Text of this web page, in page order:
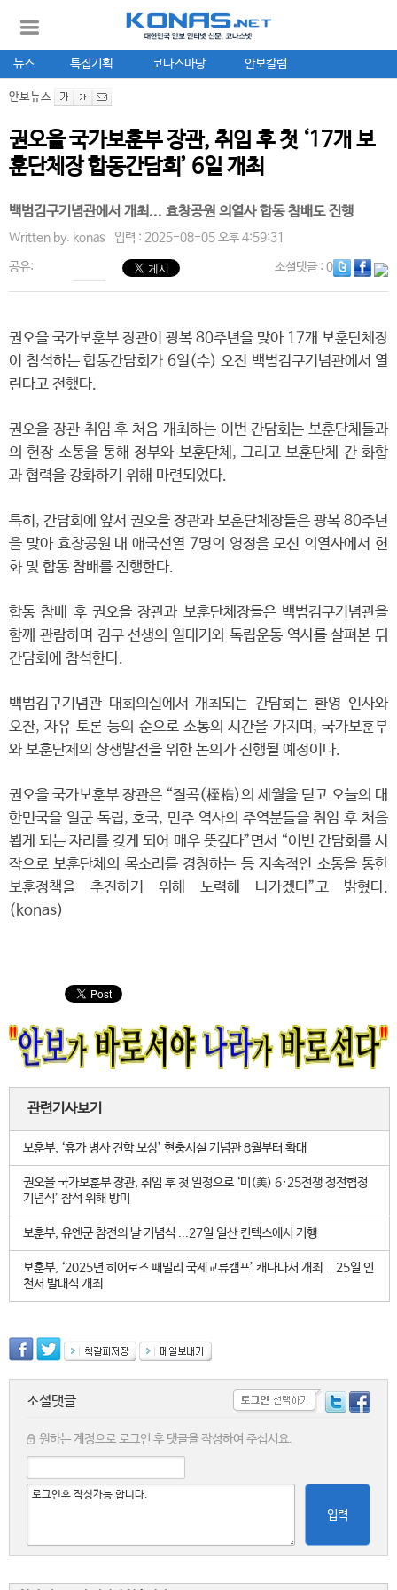
뉴스 특집기획 코나스마당 안보칼럼
안보뉴스
권오을 국가보훈부 장관, 취임 후 첫 ‘17개 보
훈단체장 합동간담회’ 6일 개최
백범김구기념관에서 개최... 효창공원 의열사 합동 참배도 진행
Written by. konas 입력 : 2025-08-05 오후 4:59:31
공유: 소셜댓글: 0
권오을 국가보훈부 장관이 광복 80주년을 맞아 17개 보훈단체장
이 참석하는 합동간담회가 6일(수) 오전 백범김구기념관에서 열
린다고 전했다.
권오을 장관 취임 후 처음 개최하는 이번 간담회는 보훈단체들과
의 현장 소통을 통해 정부와 보훈단체, 그리고 보훈단체 간 화합
과 협력을 강화하기 위해 마련되었다.
특히, 간담회에 앞서 권오을 장관과 보훈단체장들은 광복 80주년
을 맞아 효창공원 내 애국선열 7명의 영정을 모신 의열사에서 헌
화 및 합동 참배를 진행한다.
합동 참배 후 권오을 장관과 보훈단체장들은 백범김구기념관을
함께 관람하며 김구 선생의 일대기와 독립운동 역사를 살펴본 뒤
간담회에 참석한다.
백범김구기념관 대회의실에서 개최되는 간담회는 환영 인사와
오찬, 자유 토론 등의 순으로 소통의 시간을 가지며, 국가보훈부
와 보훈단체의 상생발전을 위한 논의가 진행될 예정이다.
권오을 국가보훈부 장관은 “질곡(桎梏)의 세월을 딛고 오늘의 대
한민국을 일군 독립, 호국, 민주 역사의 주역분들을 취임 후 처음
뵙게 되는 자리를 갖게 되어 매우 뜻깊다”면서 “이번 간담회를 시
작으로 보훈단체의 목소리를 경청하는 등 지속적인 소통을 통한
보훈정책을 추진하기 위해 노력해 나가겠다”고 밝혔다.
(konas)
관련기사보기
보훈부, ‘휴가 병사 견학 보상’ 현충시설 기념관 8월부터 확대
권오을 국가보훈부 장관, 취임 후 첫 일정으로 ‘미(美) 6·25전쟁 정전협정
기념식’ 참석 위해 방미
보훈부, 유엔군 참전의 날 기념식 ...27일 일산 킨텍스에서 거행
보훈부, ‘2025년 히어로즈 패밀리 국제교류캠프’ 캐나다서 개최... 25일 인
천서 발대식 개최
소셜댓글
원하는 계정으로 로그인 후 댓글을 작성하여 주십시요.
입력